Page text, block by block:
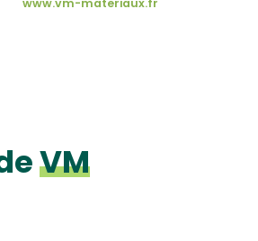
www.vm-materiaux.fr
VM